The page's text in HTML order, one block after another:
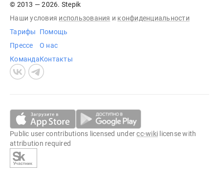
© 2013 — 2026. Stepik
Наши условия использования и конфиденциальности
Тарифы
Прессе
Команда
Помощь
О нас
Контакты
Public user contributions licensed undercc-wiki license with
attribution required